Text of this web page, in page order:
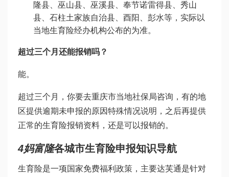
隆县、巫山县、巫溪县、奉节诺雷得县、秀山
县、石柱土家族自治县、酉阳、彭水等，实际以
当地生育险经办机构公布的为准。
超过三个月还能报销吗？
能。
超过三个月，你要去重庆市当地社保局咨询，有的地
区提供逾期未申报的原因特殊情况说明，之后再提供
正常的生育险报销资料，还是可以报销的。
4妈富隆各城市生育险申报知识导航
生育险是一项国家免费福利政策，主要达芙通是针对